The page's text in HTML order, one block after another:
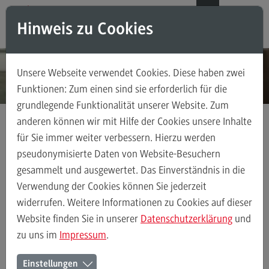
Direkt zum Inhalt
Direkt zum Hauptmenu
Direkt zum Footer
Modul-O-Mat
Masterstudiengänge
Accounting, Controlling, Taxation
Accounting, Controlling, Taxation
Modulangebot
Berufsperspektiven
Kontakt
Advanced Practice in Healthcare
Advanced Practice in Healthcare
Rahmenbedingungen
Kontakt Ansprechpersonen Weiterbildung
Ansprechpersonen Alle Kontakte (alphabetisch)
Ansprechpersonen des Bereichs
Hinweis zu Cookies
Unsere Webseite verwendet Cookies. Diese haben zwei
Funktionen: Zum einen sind sie erforderlich für die
grundlegende Funktionalität unserer Website. Zum
anderen können wir mit Hilfe der Cookies unsere Inhalte
für Sie immer weiter verbessern. Hierzu werden
pseudonymisierte Daten von Website-Besuchern
gesammelt und ausgewertet. Das Einverständnis in die
Verwendung der Cookies können Sie jederzeit
widerrufen. Weitere Informationen zu Cookies auf dieser
Website finden Sie in unserer Datenschutzerklärung und
zu uns im Impressum.
Einstellungen